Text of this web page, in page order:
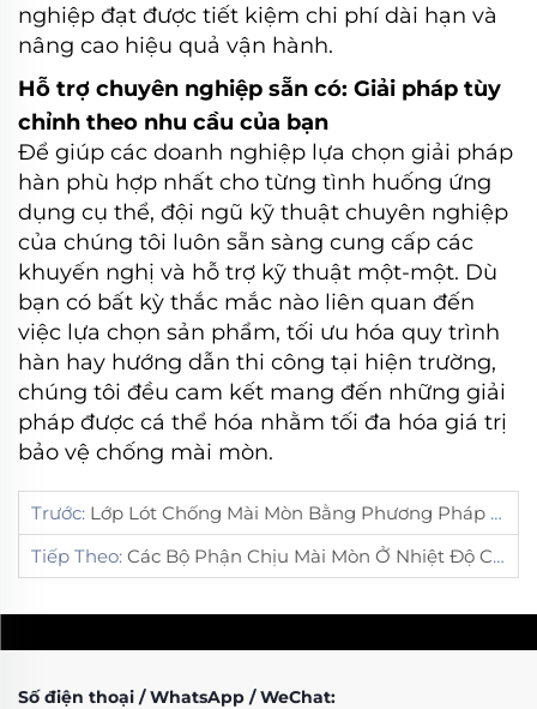
nghiệp đạt được tiết kiệm chi phí dài hạn và
nâng cao hiệu quả vận hành.
Hỗ trợ chuyên nghiệp sẵn có: Giải pháp tùy
chỉnh theo nhu cầu của bạn
Để giúp các doanh nghiệp lựa chọn giải pháp
hàn phù hợp nhất cho từng tình huống ứng
dụng cụ thể, đội ngũ kỹ thuật chuyên nghiệp
của chúng tôi luôn sẵn sàng cung cấp các
khuyến nghị và hỗ trợ kỹ thuật một-một. Dù
bạn có bất kỳ thắc mắc nào liên quan đến
việc lựa chọn sản phẩm, tối ưu hóa quy trình
hàn hay hướng dẫn thi công tại hiện trường,
chúng tôi đều cam kết mang đến những giải
pháp được cá thể hóa nhằm tối đa hóa giá trị
bảo vệ chống mài mòn.
Trước: Lớp Lót Chống Mài Mòn Bằng Phương Pháp Hàn Phủ Crôm Cacbua: Chấm Dứt Tình Trạng Thay Thế Thường Xuyên, Nâng Cao Hiệu Quả Bảo Trì Công Nghiệp
Tiếp Theo: Các Bộ Phận Chịu Mài Mòn Ở Nhiệt Độ Cao Và Máng Trượt Được Vận Chuyển Toàn Cầu: Shenyang Hard Welding Cung Cấp Các Giải Pháp Chống Mài Mòn Tiên Tiến
Số điện thoại / WhatsApp / WeChat: